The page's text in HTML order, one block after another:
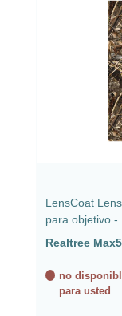
LensCoat
para objetivo -
Realtree Max5
no
para usted